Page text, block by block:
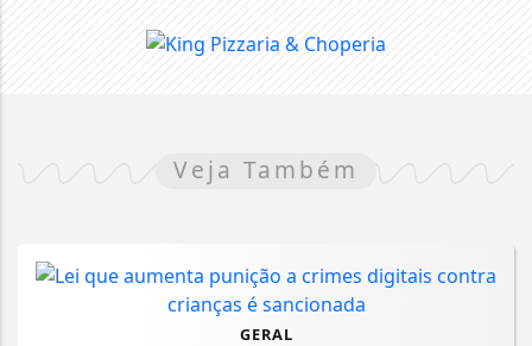
Veja Também
GERAL